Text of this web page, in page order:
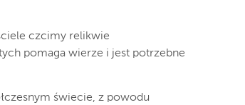
czcimy relikwie
pomaga wierze i jest potrzebne
świecie, z powodu